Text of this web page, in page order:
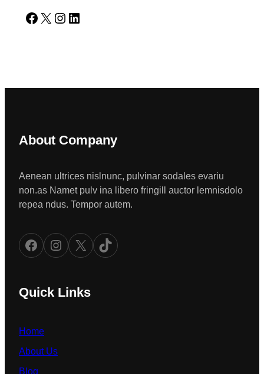
Facebook X Instagram LinkedIn
About Company
Aenean ultrices nislnunc, pulvinar sodales evariu
non.as Namet pulv ina libero fringill auctor lemnisdolo
repea ndus. Tempor autem.
Facebook Instagram X TikTok
Quick Links
Home
About Us
Blog